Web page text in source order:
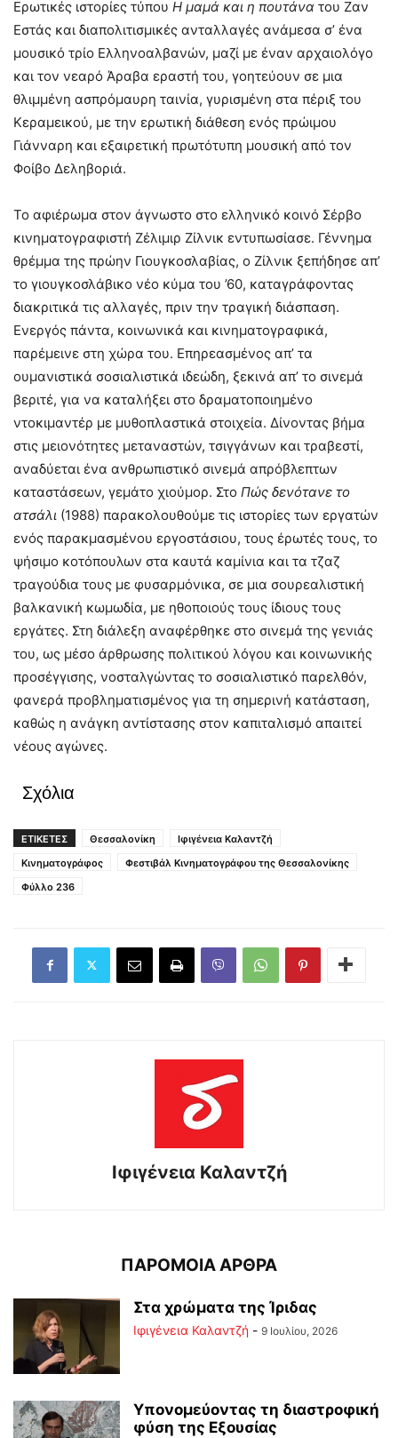
Ερωτικές ιστορίες τύπου Η μαμά και η πουτάνα του Ζαν
Εστάς και διαπολιτισμικές ανταλλαγές ανάμεσα σ’ ένα
μουσικό τρίο Ελληνοαλβανών, μαζί με έναν αρχαιολόγο
και τον νεαρό Άραβα εραστή του, γοητεύουν σε μια
θλιμμένη ασπρόμαυρη ταινία, γυρισμένη στα πέριξ του
Κεραμεικού, με την ερωτική διάθεση ενός πρώιμου
Γιάνναρη και εξαιρετική πρωτότυπη μουσική από τον
Φοίβο Δεληβοριά.
Το αφιέρωμα στον άγνωστο στο ελληνικό κοινό Σέρβο
κινηματογραφιστή Ζέλιμιρ Ζίλνικ εντυπωσίασε. Γέννημα
θρέμμα της πρώην Γιουγκοσλαβίας, ο Ζίλνικ ξεπήδησε απ’
το γιουγκοσλάβικο νέο κύμα του ’60, καταγράφοντας
διακριτικά τις αλλαγές, πριν την τραγική διάσπαση.
Ενεργός πάντα, κοινωνικά και κινηματογραφικά,
παρέμεινε στη χώρα του. Επηρεασμένος απ’ τα
ουμανιστικά σοσιαλιστικά ιδεώδη, ξεκινά απ’ το σινεμά
βεριτέ, για να καταλήξει στο δραματοποιημένο
ντοκιμαντέρ με μυθοπλαστικά στοιχεία. Δίνοντας βήμα
στις μειονότητες μεταναστών, τσιγγάνων και τραβεστί,
αναδύεται ένα ανθρωπιστικό σινεμά απρόβλεπτων
καταστάσεων, γεμάτο χιούμορ. Στο Πώς δενότανε το
ατσάλι (1988) παρακολουθούμε τις ιστορίες των εργατών
ενός παρακμασμένου εργοστάσιου, τους έρωτές τους, το
ψήσιμο κοτόπουλων στα καυτά καμίνια και τα τζαζ
τραγούδια τους με φυσαρμόνικα, σε μια σουρεαλιστική
βαλκανική κωμωδία, με ηθοποιούς τους ίδιους τους
εργάτες. Στη διάλεξη αναφέρθηκε στο σινεμά της γενιάς
του, ως μέσο άρθρωσης πολιτικού λόγου και κοινωνικής
προσέγγισης, νοσταλγώντας το σοσιαλιστικό παρελθόν,
φανερά προβληματισμένος για τη σημερινή κατάσταση,
καθώς η ανάγκη αντίστασης στον καπιταλισμό απαιτεί
νέους αγώνες.
Σχόλια
ΕΤΙΚΕΤΕΣ Θεσσαλονίκη
Ιφιγένεια Καλαντζή
Κινηματογράφος
Φεστιβάλ Κινηματογράφου της Θεσσαλονίκης
Φύλλο 236
Ιφιγένεια Καλαντζή
ΠΑΡΟΜΟΙΑ ΑΡΘΡΑ
Στα χρώματα της Ίριδας
Ιφιγένεια Καλαντζή - 9 Ιουλίου, 2026
Υπονομεύοντας τη διαστροφική
φύση της Εξουσίας